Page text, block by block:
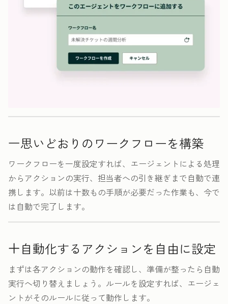
思いどおりのワークフローを構築
ワークフローを一度設定すれば、エージェントによる処理
からアクションの実行、担当者への引き継ぎまで自動で連
携します。以前は十数もの手順が必要だった作業も、今で
は自動で完了します。
自動化するアクションを自由に設定
まずは各アクションの動作を確認し、準備が整ったら自動
実行へ切り替えましょう。ルールを設定すれば、エージェ
ントがそのルールに従って動作します。